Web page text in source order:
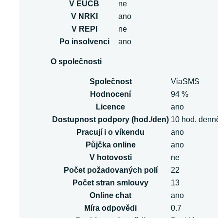
V EUCB
ne
V NRKI
ano
V REPI
ne
Po insolvenci
ano
O společnosti
Společnost
ViaSMS
Hodnocení
94 %
Licence
ano
Dostupnost podpory (hod./den) 10 hod.
Pracují i o víkendu
ano
Půjčka online
ano
V hotovosti
ne
Počet požadovaných polí
22
Počet stran smlouvy
13
Online chat
ano
Míra odpovědi
0.7